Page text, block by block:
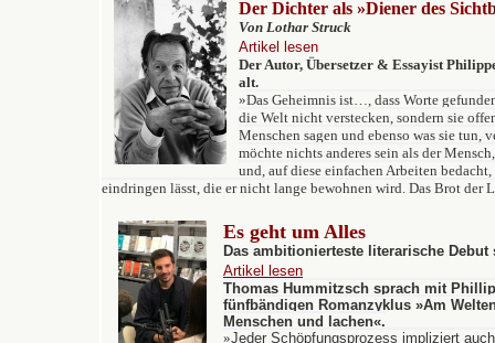
Der Dichter als »Diener des
Von Lothar Struck
Artikel lesen
Der Autor, Übersetzer & Essayist
alt.
»Das Geheimnis ist…, dass Worte
die Welt nicht verstecken, sondern sie
Menschen sagen und ebenso was sie tun,
möchte nichts anderes sein als der
und, auf diese einfachen Arbeiten
eindringen lässt, die er nicht lange bewohnen wird. Das Brot der
Es geht um Alles
Das ambitionierteste literarische Debut
Artikel lesen
Thomas Hummitzsch sprach mit
fünfbändigen Romanzyklus »Am
Menschen und lachen«.
»Jeder Schöpfungsprozess impliziert